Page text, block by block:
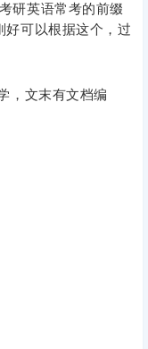
研英语常考的前缀
好可以根据这个，过
，文末有文档编